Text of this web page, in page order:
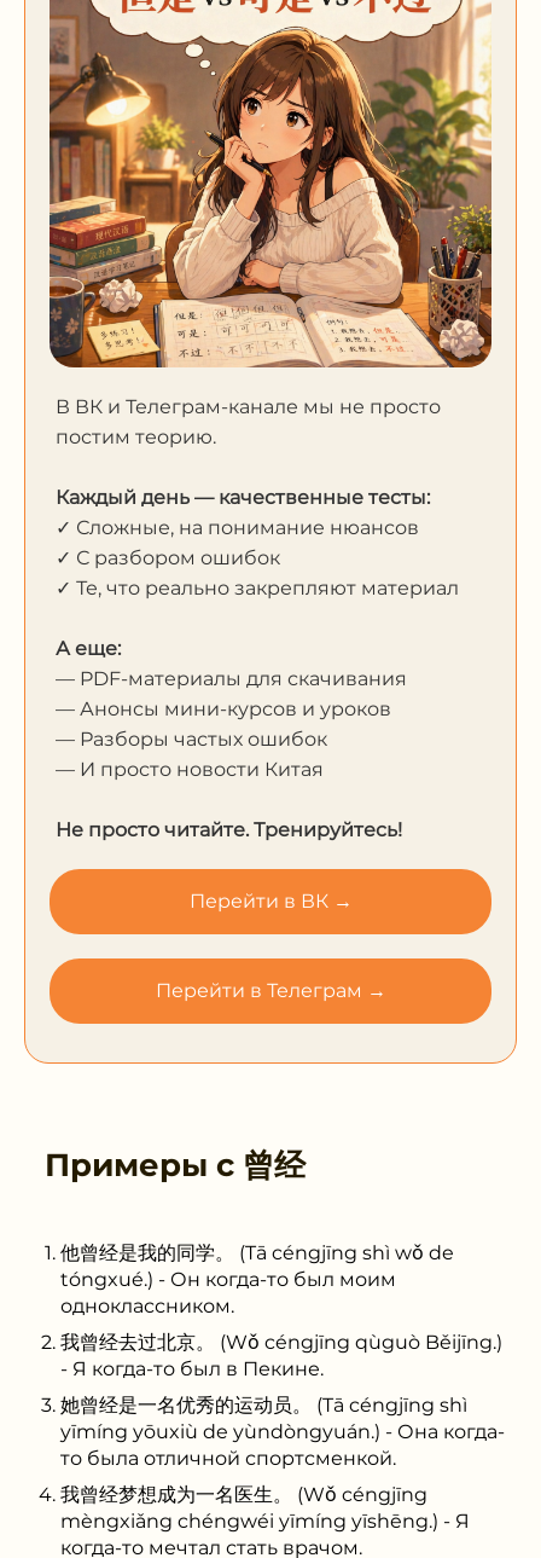
В ВК и Телеграм-канале мы не просто
постим теорию.
Каждый день — качественные тесты:
✓ Сложные, на понимание нюансов
✓ С разбором ошибок
✓ Те, что реально закрепляют материал
А еще:
— PDF-материалы для скачивания
— Анонсы мини-курсов и уроков
— Разборы частых ошибок
— И просто новости Китая
Не просто читайте. Тренируйтесь!
Перейти в ВК →
Перейти в Телеграм →
Примеры с 曾经
他曾经是我的同学。 (Tā céngjīng shì wǒ de
tóngxué.) - Он когда-то был моим
одноклассником.
我曾经去过北京。 (Wǒ céngjīng qùguò Běijīng.)
- Я когда-то был в Пекине.
她曾经是一名优秀的运动员。 (Tā céngjīng shì
yīmíng yōuxiù de yùndòngyuán.) - Она когда-
то была отличной спортсменкой.
我曾经梦想成为一名医生。 (Wǒ céngjīng
mèngxiǎng chéngwéi yīmíng yīshēng.) - Я
когда-то мечтал стать врачом.